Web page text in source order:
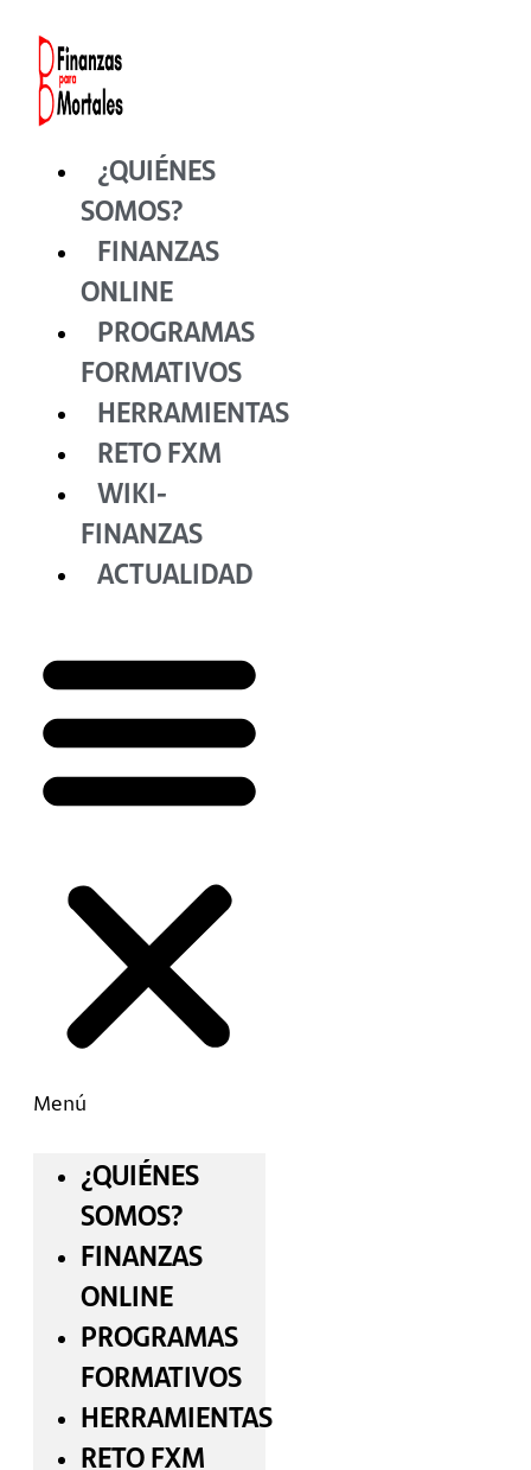
contenido
¿QUIÉNES
SOMOS?
FINANZAS
ONLINE
PROGRAMAS
FORMATIVOS
HERRAMIENTAS
RETO FXM
WIKI-
FINANZAS
ACTUALIDAD
Menú
¿QUIÉNES
SOMOS?
FINANZAS
ONLINE
PROGRAMAS
FORMATIVOS
HERRAMIENTAS
RETO FXM